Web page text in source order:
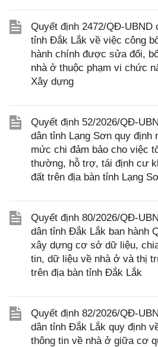
Quyết định 2472/QĐ-UBND
tỉnh Đắk Lắk về việc công
hành chính được sửa đổi,
nhà ở thuộc phạm vi chức
Xây dựng
Quyết định 52/2026/QĐ-
dân tỉnh Lạng Sơn quy định
mức chi đảm bảo cho việc
thường, hỗ trợ, tái định cư
đất trên địa bàn tỉnh Lạng
Quyết định 80/2026/QĐ-
dân tỉnh Đắk Lắk ban hành
xây dựng cơ sở dữ liệu,
tin, dữ liệu về nhà ở và thị
trên địa bàn tỉnh Đắk Lắk
Quyết định 82/2026/QĐ-
dân tỉnh Đắk Lắk quy định
thông tin về nhà ở giữa cơ